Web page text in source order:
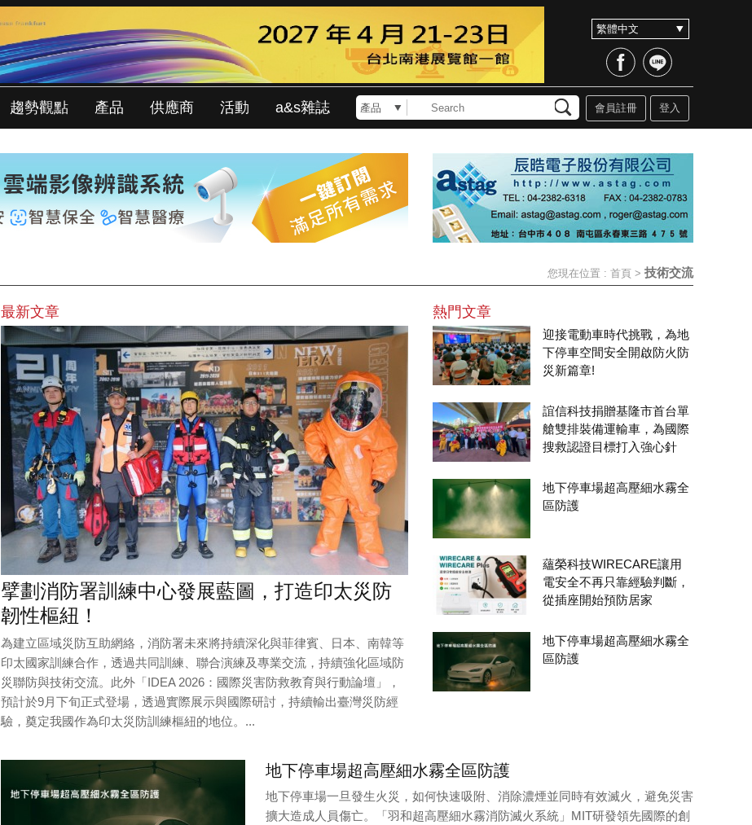
趨勢觀點 產品 供應商 活動 a&s雜誌 登入
會員註冊
您現在位置 : 首頁 > 技術交流
最新文章
擘劃消防署訓練中心發展藍圖，打造印太災防
韌性樞紐！
為建立區域災防互助網絡，消防署未來將持續深化與菲律賓、日本、南韓等
印太國家訓練合作，透過共同訓練、聯合演練及專業交流，持續強化區域防
災聯防與技術交流。此外「IDEA 2026：國際災害防救教育與行動論壇」，
預計於9月下旬正式登場，透過實際展示與國際研討，持續輸出臺灣災防經
驗，奠定我國作為印太災防訓練樞紐的地位。...
熱門文章
迎接電動車時代挑戰，為地
下停車空間安全開啟防火防
災新篇章!
誼信科技捐贈基隆市首台單
艙雙排裝備運輸車，為國際
搜救認證目標打入強心針
地下停車場超高壓細水霧全
區防護
蘊榮科技WIRECARE讓用
電安全不再只靠經驗判斷，
從插座開始預防居家
地下停車場超高壓細水霧全
區防護
地下停車場超高壓細水霧全區防護
地下停車場一旦發生火災，如何快速吸附、消除濃煙並同時有效滅火，避免災害
擴大造成人員傷亡。「羽和超高壓細水霧消防滅火系統」MIT研發領先國際的創